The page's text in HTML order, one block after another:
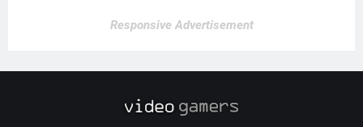
Responsive Advertisement